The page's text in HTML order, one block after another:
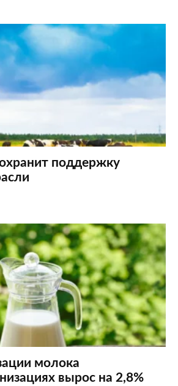
поддержку
молока
вырос на 2,8%